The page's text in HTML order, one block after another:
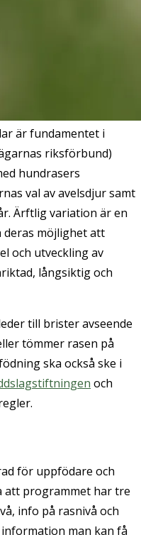
är fundamentet i
riksförbund)
hundrasers
val av avelsdjur samt
Ärftlig variation är en
möjlighet att
och utveckling av
långsiktig och
till brister avseende
tömmer rasen på
ska också ske i
och
för uppfödare och
att programmet har tre
info på rasnivå och
man kan få